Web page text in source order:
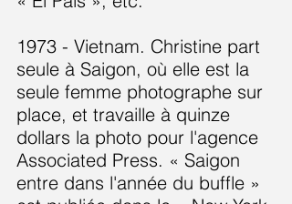
1973 - Vietnam. Christine part
seule à Saigon, où elle est la
seule femme photographe sur
place, et travaille à quinze
dollars la photo pour l'agence
Associated Press. « Saigon
entre dans l'année du buffle »